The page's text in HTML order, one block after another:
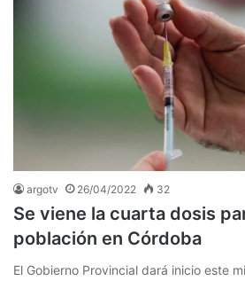
argotv 26/04/2022 32
Se viene la cuarta dosis
población en Córdoba
El Gobierno Provincial dará inicio este